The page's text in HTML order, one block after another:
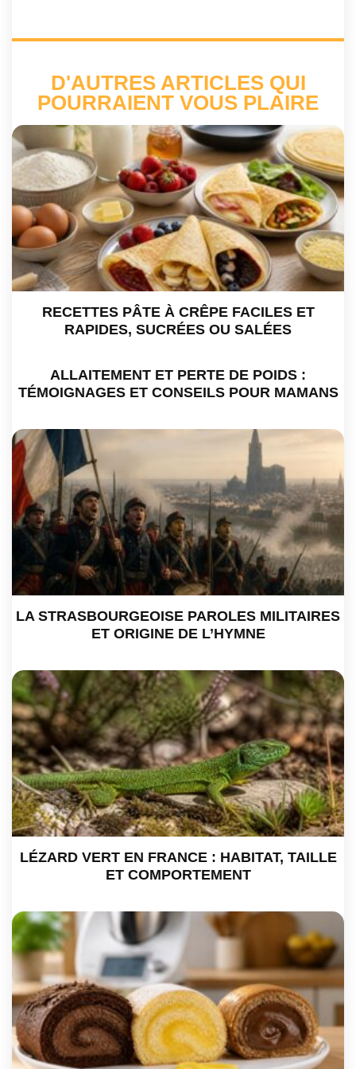
D'AUTRES ARTICLES QUI
POURRAIENT VOUS PLAIRE
RECETTES PÂTE À CRÊPE FACILES ET
RAPIDES, SUCRÉES OU SALÉES
ALLAITEMENT ET PERTE DE POIDS :
TÉMOIGNAGES ET CONSEILS POUR MAMANS
LA STRASBOURGEOISE PAROLES MILITAIRES
ET ORIGINE DE L’HYMNE
LÉZARD VERT EN FRANCE : HABITAT, TAILLE
ET COMPORTEMENT